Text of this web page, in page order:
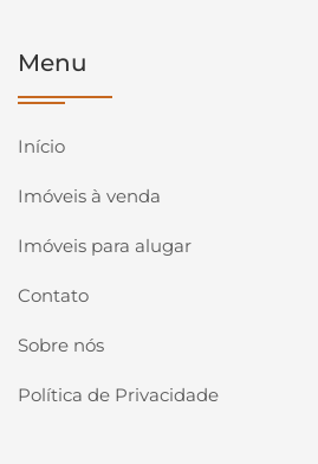
Menu
Início
Imóveis à venda
Imóveis para alugar
Contato
Sobre nós
Política de Privacidade